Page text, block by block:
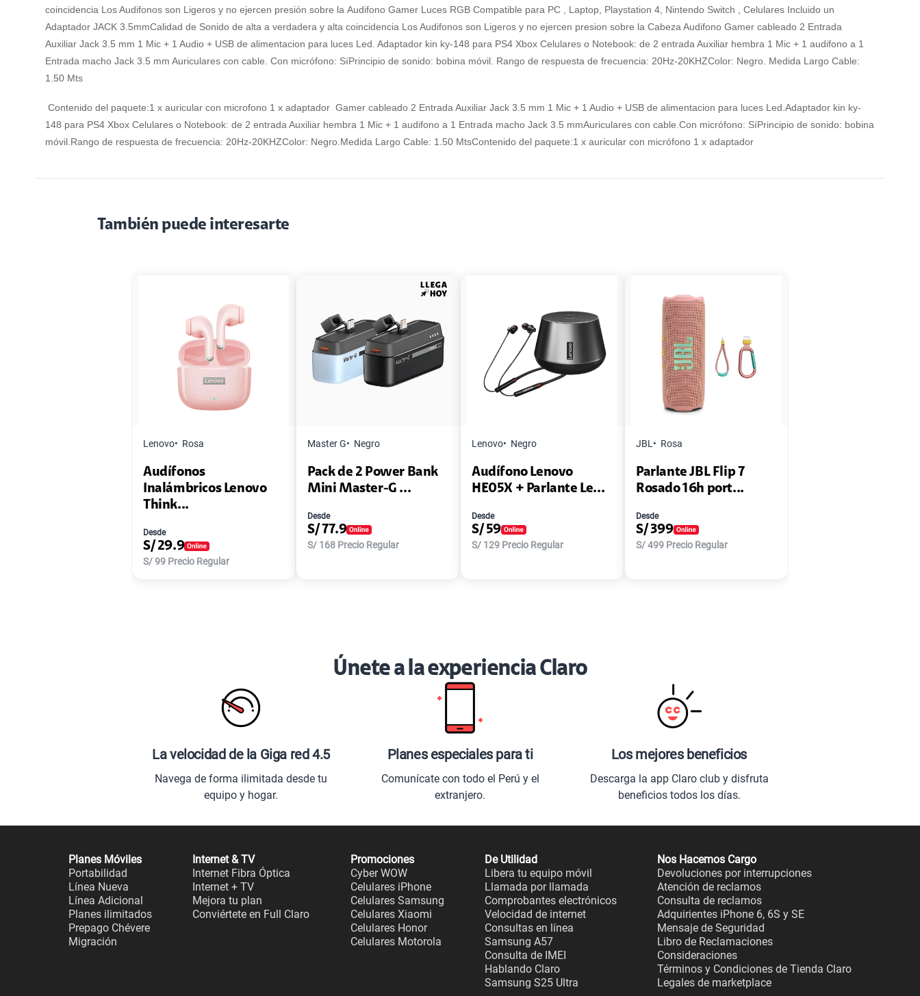
coincidencia Los Audifonos son Ligeros y no ejercen presión sobre la Audifono Gamer Luces RGB Compatible para PC , Laptop, Playstation 4, Nintendo Switch , Celulares Incluido un
Adaptador JACK 3.5mmCalidad de Sonido de alta a verdadera y alta coincidencia Los Audifonos son Ligeros y no ejercen presion sobre la Cabeza Audifono Gamer cableado 2 Entrada
Auxiliar Jack 3.5 mm 1 Mic + 1 Audio + USB de alimentacion para luces Led. Adaptador kin ky-148 para PS4 Xbox Celulares o Notebook: de 2 entrada Auxiliar hembra 1 Mic + 1 audifono a 1
Entrada macho Jack 3.5 mm Auriculares con cable. Con micrófono: SíPrincipio de sonido: bobina móvil. Rango de respuesta de frecuencia: 20Hz-20KHZColor: Negro. Medida Largo Cable:
1.50 Mts
Contenido del paquete:1 x auricular con microfono 1 x adaptador Gamer cableado 2 Entrada Auxiliar Jack 3.5 mm 1 Mic + 1 Audio + USB de alimentacion para luces Led.Adaptador kin ky-
148 para PS4 Xbox Celulares o Notebook: de 2 entrada Auxiliar hembra 1 Mic + 1 audifono a 1 Entrada macho Jack 3.5 mmAuriculares con cable.Con micrófono: SíPrincipio de sonido: bobina
móvil.Rango de respuesta de frecuencia: 20Hz-20KHZColor: Negro.Medida Largo Cable: 1.50 MtsContenido del paquete:1 x auricular con micrófono 1 x adaptador
También puede interesarte
Lenovo Rosa
Audífonos
Inalámbricos Lenovo
Think...
Desde
S/ 29.9
S/99 Precio Regular
Master G Negro
Pack de 2 Power Bank
Mini Master-G ...
Desde
S/77.9
S/ 168 Precio Regular
Lenovo Negro
Audífono Lenovo
HE05X + Parlante Le...
Desde
S/ 59
S/ 129 Precio Regular
JBL Rosa
Parlante JBL Flip 7
Rosado 16h port...
Desde
S/ 399
S/499 Precio Regular
Únete a la experiencia Claro
La velocidad de la Giga red 4.5
Navega de forma ilimitada desde tu
equipo y hogar.
Planes especiales para ti
Comunícate con todo el Perú y el
extranjero.
Los mejores beneficios
Descarga la app Claro club y disfruta
beneficios todos los días.
Planes Móviles
Portabilidad
Línea Nueva
Línea Adicional
Planes ilimitados
Prepago Chévere
Migración
Internet & TV
Internet Fibra Óptica
Internet + TV
Mejora tu plan
Conviértete en Full Claro
Promociones
Cyber WOW
Celulares iPhone
Celulares Samsung
Celulares Xiaomi
Celulares Honor
Celulares Motorola
De Utilidad
Libera tu equipo móvil
Llamada por llamada
Comprobantes electrónicos
Velocidad de internet
Consultas en línea
Samsung A57
Consulta de IMEI
Hablando Claro
Samsung S25 Ultra
Nos Hacemos Cargo
Devoluciones por interrupciones
Atención de reclamos
Consulta de reclamos
Adquirientes iPhone 6, 6S y SE
Mensaje de Seguridad
Libro de Reclamaciones
Consideraciones
Términos y Condiciones de Tienda Claro
Legales de marketplace